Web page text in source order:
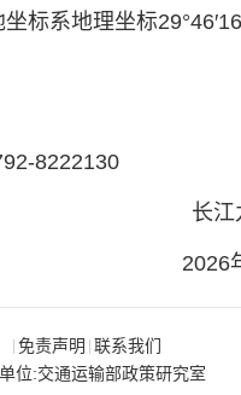
标系地理坐标
8222130
长江
2026
| 免责声明 | 联系我们
位:交通运输部政策研究室